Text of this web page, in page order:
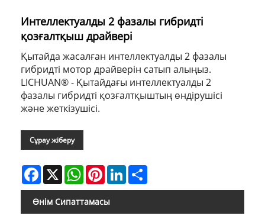
Интеллектуалды 2 фазалы гибридті
қозғалтқыш драйвері
Қытайда жасалған интеллектуалды 2 фазалы
гибридті мотор драйверін сатып алыңыз.
LICHUAN® - Қытайдағы интеллектуалды 2
фазалы гибридті қозғалтқыштың өндірушісі
және жеткізушісі.
Сұрау жіберу
Facebook
X WhatsAppPinterestLinkedIn
Өнім Сипаттамасы